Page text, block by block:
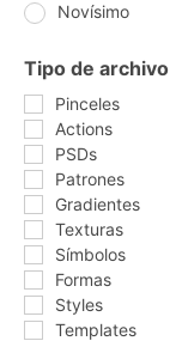
Novísimo
Tipo de archivo
Pinceles
Actions
PSDs
Patrones
Gradientes
Texturas
Símbolos
Formas
Styles
Templates